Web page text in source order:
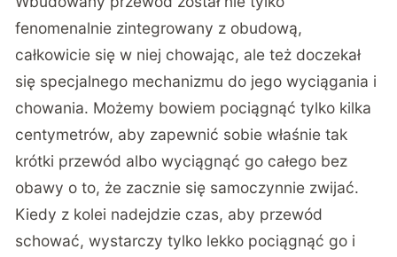
fenomenalnie zintegrowany z obudową,
całkowicie się w niej chowając, ale też doczekał
się specjalnego mechanizmu do jego wyciągania i
chowania. Możemy bowiem pociągnąć tylko kilka
centymetrów, aby zapewnić sobie właśnie tak
krótki przewód albo wyciągnąć go całego bez
obawy o to, że zacznie się samoczynnie zwijać.
Kiedy z kolei nadejdzie czas, aby przewód
schować, wystarczy tylko lekko pociągnąć go i